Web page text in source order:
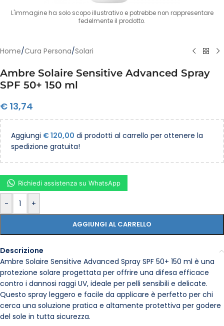
L'immagine ha solo scopo illustrativo e potrebbe non rappresentare
fedelmente il prodotto.
Home/Cura Persona/Solari
Ambre Solaire Sensitive Advanced Spray
SPF 50+ 150 ml
€ 13,74
Aggiungi €120,00 di prodotti al carrello per ottenere la
spedizione gratuita!
- +
AGGIUNGI AL CARRELLO
Richiedi assistenza su WhatsApp
Descrizione
Ambre Solaire Sensitive Advanced Spray SPF 50+ 150 ml è una
protezione solare progettata per offrire una difesa efficace
contro i dannosi raggi UV, ideale per pelli sensibili e delicate.
Questo spray leggero e facile da applicare è perfetto per chi
cerca una soluzione pratica e altamente protettiva per godere
del sole in tutta sicurezza.